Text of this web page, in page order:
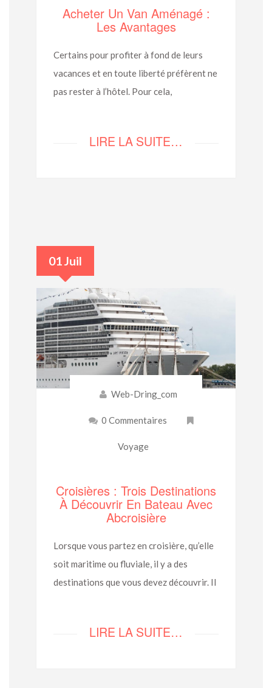
Acheter Un Van Aménagé :
Les Avantages
Certains pour profiter à fond de leurs
vacances et en toute liberté préfèrent ne
pas rester à l’hôtel. Pour cela,
LIRE LA SUITE…
01 Juil
Web-Dring_com
0 Commentaires
Voyage
Croisières : Trois Destinations
À Découvrir En Bateau Avec
Abcroisière
Lorsque vous partez en croisière, qu’elle
soit maritime ou fluviale, il y a des
destinations que vous devez découvrir. Il
LIRE LA SUITE…